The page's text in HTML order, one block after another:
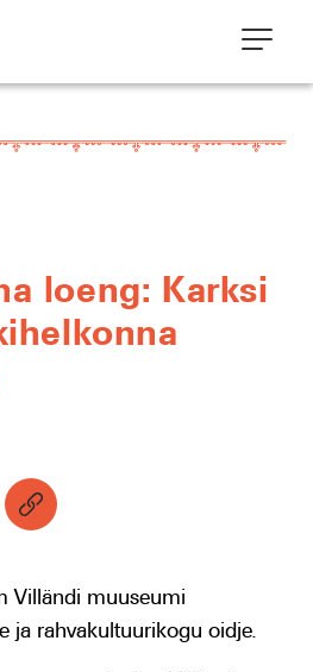
loeng: Karksi
Villändi muuseumi
ja rahvakultuurikogu oidje.